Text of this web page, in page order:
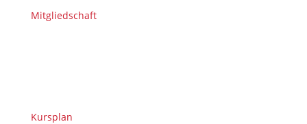
Mitgliedschaft
Kursplan